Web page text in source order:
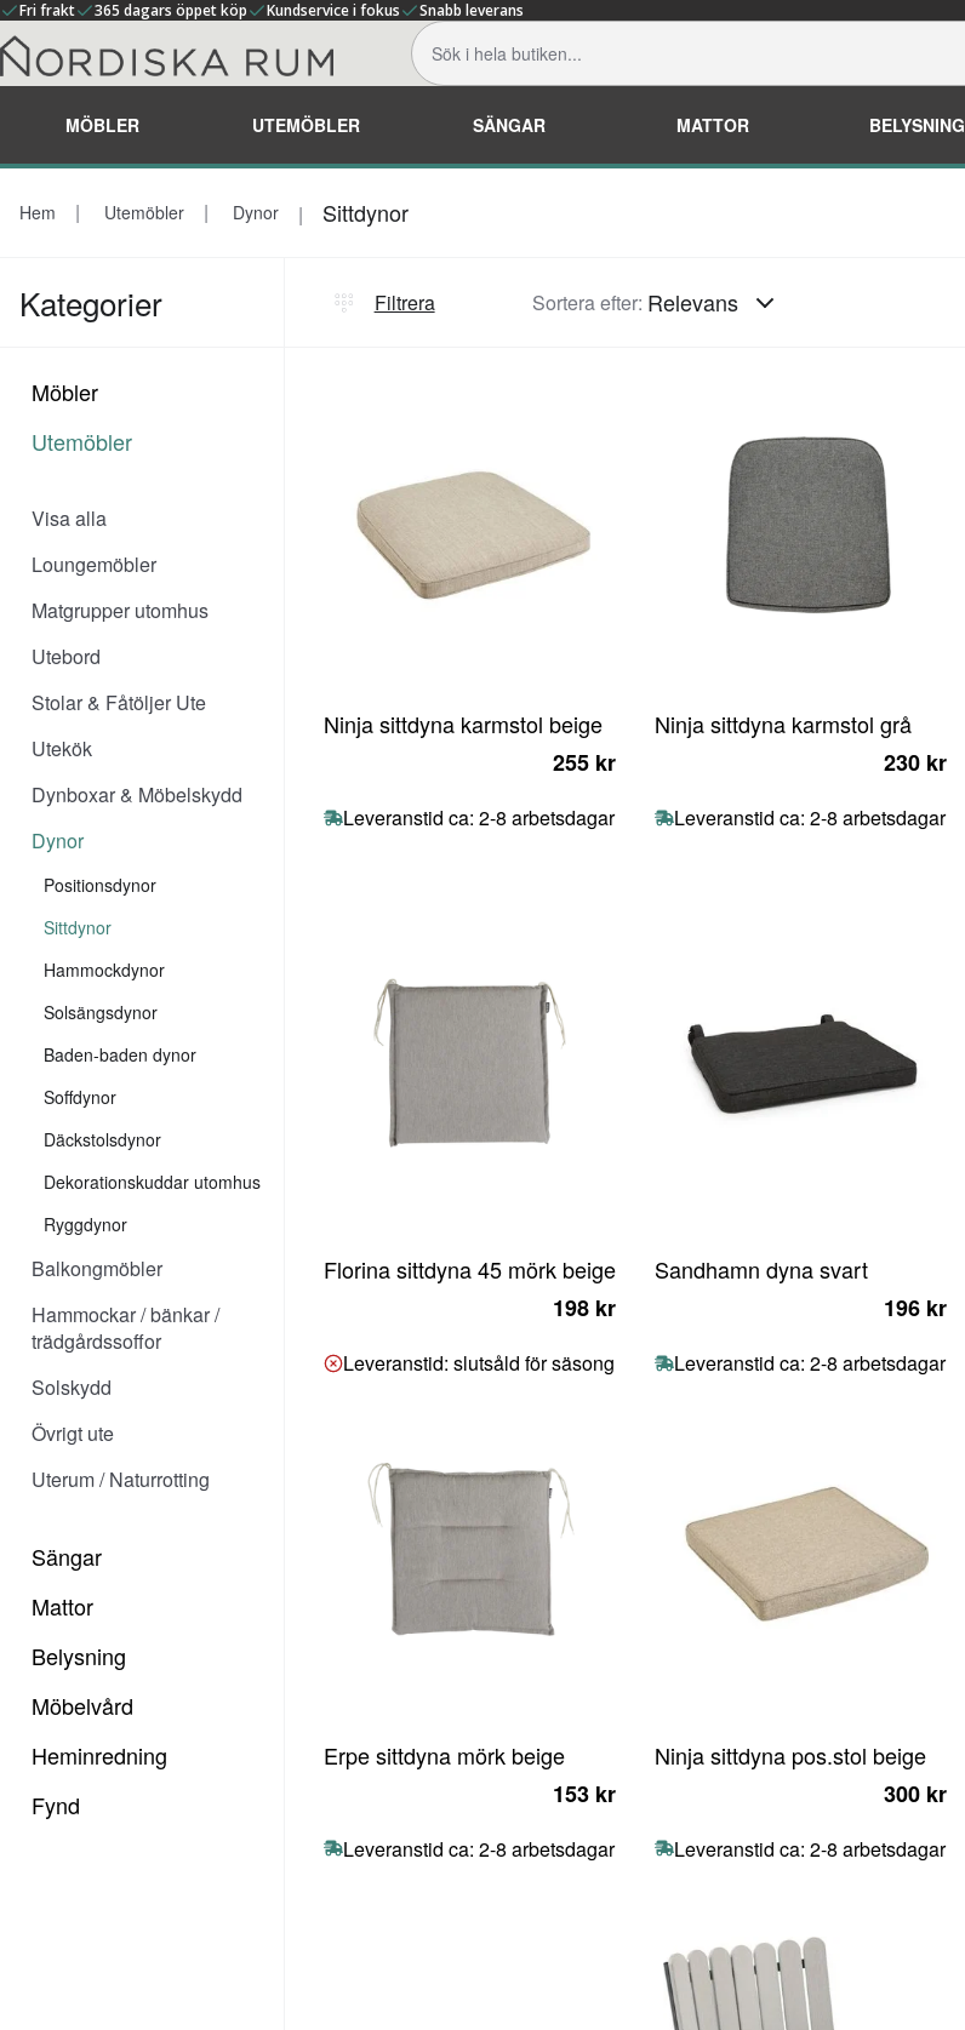
Fri frakt 365 dagars öppet köp Kundservice i fokus Snabb leverans
MÖBLER UTEMÖBLER SÄNGAR MATTOR BELYSNING
Hem Utemöbler Dynor Sittdynor
Kategorier Filtrera Sortera efter: Relevans
Möbler
Utemöbler
Visa alla
Loungemöbler
Matgrupper utomhus
Utebord
Stolar & Fåtöljer Ute
Utekök
Dynboxar & Möbelskydd
Dynor
Positionsdynor
Sittdynor
Hammockdynor
Solsängsdynor
Baden-baden dynor
Soffdynor
Däckstolsdynor
Dekorationskuddar utomhus
Ryggdynor
Balkongmöbler
Hammockar / bänkar /
trädgårdssoffor
Solskydd
Övrigt ute
Uterum / Naturrotting
Sängar
Mattor
Belysning
Möbelvård
Heminredning
Fynd
Ninja sittdyna karmstol beige
255 kr
Leveranstid ca: 2-8 arbetsdagar
Ninja sittdyna karmstol grå
230 kr
Leveranstid ca: 2-8 arbetsdagar
Florina sittdyna 45 mörk beige
198 kr
Leveranstid: slutsåld för säsong
Sandhamn dyna svart
196 kr
Leveranstid ca: 2-8 arbetsdagar
Erpe sittdyna mörk beige
153 kr
Leveranstid ca: 2-8 arbetsdagar
Ninja sittdyna pos.stol beige
300 kr
Leveranstid ca: 2-8 arbetsdagar